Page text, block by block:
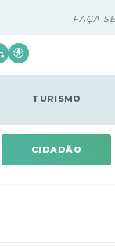
FAÇA
TURISMO
CIDADÃO